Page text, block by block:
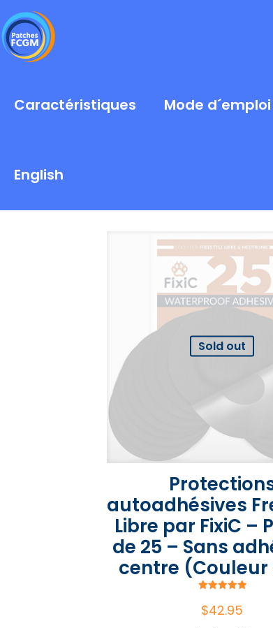
Caractéristiques Mode d´emploi
English
Sold out
autoadhésives
Libre par FixiC –
de 25 – Sans
centre (Couleur
5.00
sur 5
$42.95